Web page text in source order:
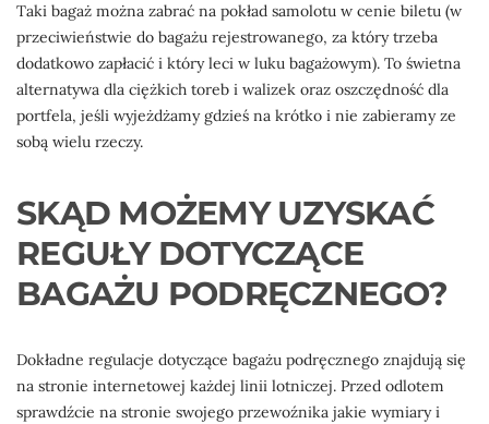
Taki bagaż można zabrać na pokład samolotu w cenie biletu (w
przeciwieństwie do bagażu rejestrowanego, za który trzeba
dodatkowo zapłacić i który leci w luku bagażowym). To świetna
alternatywa dla ciężkich toreb i walizek oraz oszczędność dla
portfela, jeśli wyjeżdżamy gdzieś na krótko i nie zabieramy ze
sobą wielu rzeczy.
SKĄD MOŻEMY UZYSKAĆ
REGUŁY DOTYCZĄCE
BAGAŻU PODRĘCZNEGO?
Dokładne regulacje dotyczące bagażu podręcznego znajdują się
na stronie internetowej każdej linii lotniczej. Przed odlotem
sprawdźcie na stronie swojego przewoźnika jakie wymiary i